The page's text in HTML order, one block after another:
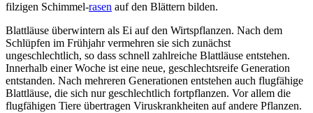
filzigen Schimmel-rasen auf den Blättern bilden.
Blattläuse überwintern als Ei auf den Wirtspflanzen. Nach dem
Schlüpfen im Frühjahr vermehren sie sich zunächst
ungeschlechtlich, so dass schnell zahlreiche Blattläuse entstehen.
Innerhalb einer Woche ist eine neue, geschlechtsreife Generation
entstanden. Nach mehreren Generationen entstehen auch flugfähige
Blattläuse, die sich nur geschlechtlich fortpflanzen. Vor allem die
flugfähigen Tiere übertragen Viruskrankheiten auf andere Pflanzen.